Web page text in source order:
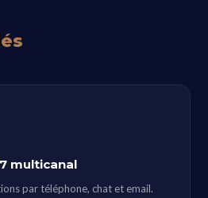
multicanal
par téléphone, chat et email.